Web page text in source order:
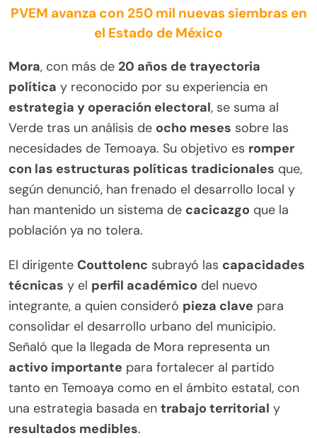
PVEM avanza con 250 mil nuevas siembras en
el Estado de México
Mora, con más de 20 años de trayectoria
política y reconocido por su experiencia en
estrategia y operación electoral, se suma al
Verde tras un análisis de ocho meses sobre las
necesidades de Temoaya. Su objetivo es romper
con las estructuras políticas tradicionales que,
según denunció, han frenado el desarrollo local y
han mantenido un sistema de cacicazgo que la
población ya no tolera.
El dirigente Couttolenc subrayó las capacidades
técnicas y el perfil académico del nuevo
integrante, a quien consideró pieza clave para
consolidar el desarrollo urbano del municipio.
Señaló que la llegada de Mora representa un
activo importante para fortalecer al partido
tanto en Temoaya como en el ámbito estatal, con
una estrategia basada en trabajo territorial y
resultados medibles.